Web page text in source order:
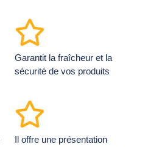
Garantit la fraîcheur et la
sécurité de vos produits
Il offre une présentation